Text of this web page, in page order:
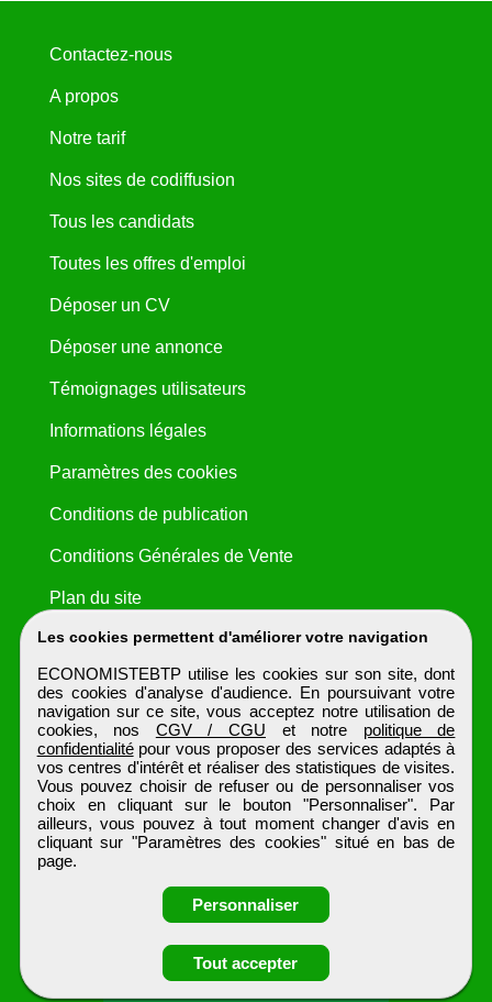
Obtenir ses
coordonnées
Les cookies permettent d'améliorer votre navigation
ECONOMISTEBTP utilise les cookies sur son site, dont
des cookies d'analyse d'audience. En poursuivant votre
navigation sur ce site, vous acceptez notre utilisation de
cookies, nos CGV / CGU et notre politique de
confidentialitépour vous proposer des services adaptés à
vos centres d'intérêt et réaliser des statistiques de visites.
Vous pouvez choisir de refuser ou de personnaliser vos
choix en cliquant sur le bouton "Personnaliser". Par
ailleurs, vous pouvez à tout moment changer d'avis en
cliquant sur "Paramètres des cookies" situé en bas de
page.
Personnaliser
Tout accepter
Contactez-nous
A propos
Notre tarif
Nos sites de codiffusion
Tous les candidats
Toutes les offres d'emploi
Déposer un CV
Déposer une annonce
Témoignages utilisateurs
Informations légales
Paramètres des cookies
Conditions de publication
Conditions Générales de Vente
Plan du site
ECONOMISTEBTP